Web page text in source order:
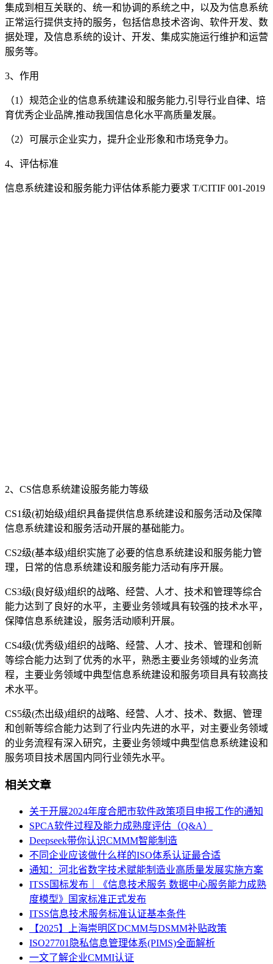
集成到相互关联的、统一和协调的系统之中，以及为信息系统
正常运行提供支持的服务，包括信息技术咨询、软件开发、数
据处理，及信息系统的设计、开发、集成实施运行维护和运营
服务等。
3、作用
（1）规范企业的信息系统建设和服务能力,引导行业自律、培
育优秀企业品牌,推动我国信息化水平高质量发展。
（2）可展示企业实力，提升企业形象和市场竞争力。
4、评估标准
信息系统建设和服务能力评估体系能力要求 T/CITIF 001-2019
2、CS信息系统建设服务能力等级
CS1级(初始级)组织具备提供信息系统建设和服务活动及保障
信息系统建设和服务活动开展的基础能力。
CS2级(基本级)组织实施了必要的信息系统建设和服务能力管
理，日常的信息系统建设和服务能力活动有序开展。
CS3级(良好级)组织的战略、经营、人才、技术和管理等综合
能力达到了良好的水平，主要业务领域具有较强的技术水平，
保障信息系统建设，服务活动顺利开展。
CS4级(优秀级)组织的战略、经营、人才、技术、管理和创新
等综合能力达到了优秀的水平，熟悉主要业务领域的业务流
程，主要业务领域中典型信息系统建设和服务项目具有较高技
术水平。
CS5级(杰出级)组织的战略、经营、人才、技术、数据、管理
和创新等综合能力达到了行业内先进的水平，对主要业务领域
的业务流程有深入研究，主要业务领域中典型信息系统建设和
服务项目技术居国内同行业领先水平。
相关文章
关于开展2024年度合肥市软件政策项目申报工作的通知
SPCA软件过程及能力成熟度评估（Q&A）
Deepseek带你认识CMMM智能制造
不同企业应该做什么样的ISO体系认证最合适
通知：河北省数字技术赋能制造业高质量发展实施方案
ITSS国标发布｜《信息技术服务 数据中心服务能力成熟
度模型》国家标准正式发布
ITSS信息技术服务标准认证基本条件
【2025】上海崇明区DCMM与DSMM补贴政策
ISO27701隐私信息管理体系(PIMS)全面解析
一文了解企业CMMI认证